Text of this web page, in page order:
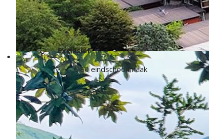
Inclusief
gas water en electra.
Exclusief
€ 80 eindschoonmaak